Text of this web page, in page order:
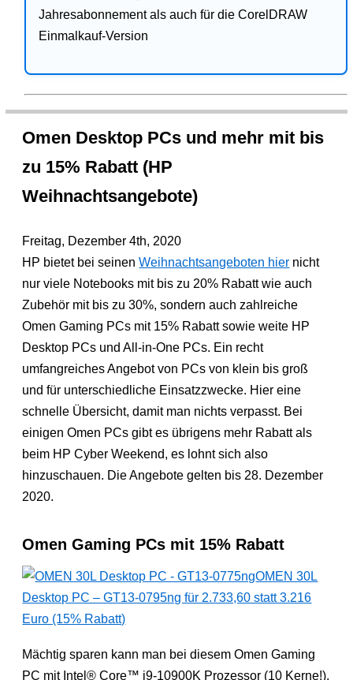
Jahresabonnement als auch für die CorelDRAW
Einmalkauf-Version
Omen Desktop PCs und mehr mit bis
zu 15% Rabatt (HP
Weihnachtsangebote)
Freitag, Dezember 4th, 2020
HP bietet bei seinenWeihnachtsangeboten hier nicht
nur viele Notebooks mit bis zu 20% Rabatt wie auch
Zubehör mit bis zu 30%, sondern auch zahlreiche
Omen Gaming PCs mit 15% Rabatt sowie weite HP
Desktop PCs und All-in-One PCs. Ein recht
umfangreiches Angebot von PCs von klein bis groß
und für unterschiedliche Einsatzzwecke. Hier eine
schnelle Übersicht, damit man nichts verpasst. Bei
einigen Omen PCs gibt es übrigens mehr Rabatt als
beim HP Cyber Weekend, es lohnt sich also
hinzuschauen. Die Angebote gelten bis 28. Dezember
2020.
Omen Gaming PCs mit 15% Rabatt
OMEN 30L
Desktop PC – GT13-0795ng für 2.733,60 statt 3.216
Euro (15% Rabatt)
Mächtig sparen kann man bei diesem Omen Gaming
PC mit Intel® Core™ i9-10900K Prozessor (10 Kerne!),